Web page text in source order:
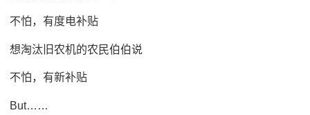
不怕，有度电补贴
想淘汰旧农机的农民伯伯说
不怕，有新补贴
But……